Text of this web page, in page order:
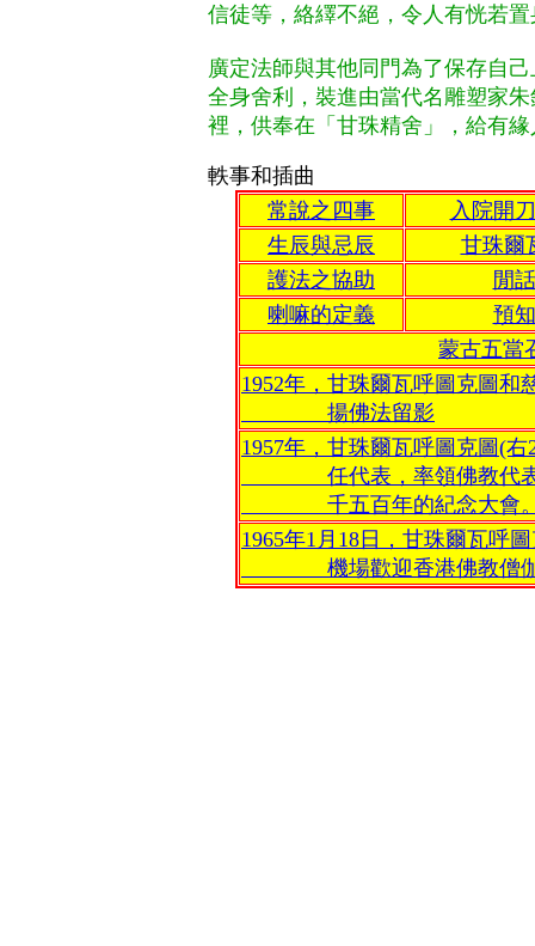
信徒等，絡繹不絕，令人有恍若
廣定法師與其他同門為了保存自
全身舍利，裝進由當代名雕塑家
裡，供奉在「甘珠精舍」，給有
軼事和插曲
常說之四事
入院開
生辰與忌辰
甘珠爾
護法之協助
閒
喇嘛的定義
預
蒙古五當
1952年，甘珠爾瓦呼圖克圖和
揚佛法留影
1957年，甘珠爾瓦呼圖克圖(右
任代表，率領佛教代表團
千五百年的紀念大會
1965年1月18日，甘珠爾瓦呼
機場歡迎香港佛教僧伽聯